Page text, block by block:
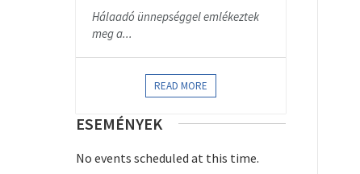
Hálaadó ünnepséggel emlékeztek
meg a...
READ MORE
ESEMÉNYEK
No events scheduled at this time.